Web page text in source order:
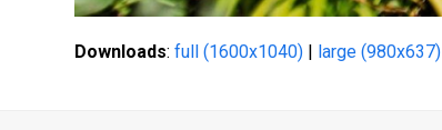
Downloads:full (1600x1040) | large (980x637)